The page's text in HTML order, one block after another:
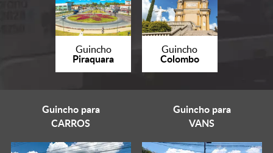
Guincho
Piraquara
Guincho
Colombo
Guincho para
CARROS
Guincho para
VANS